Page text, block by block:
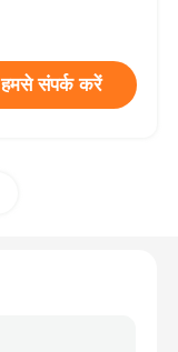
हमसे संपर्क करें